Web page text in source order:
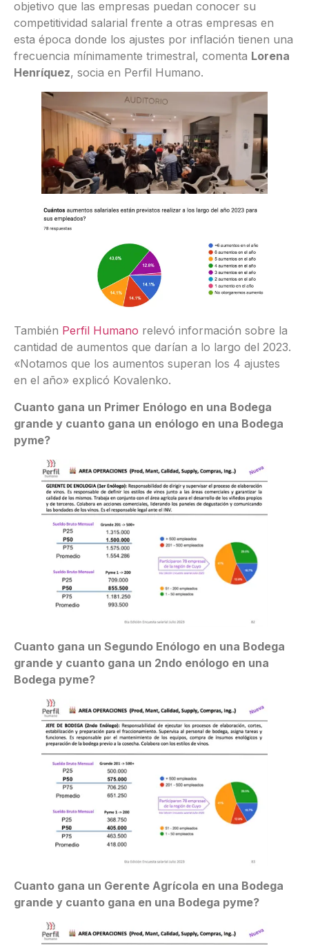
objetivo que las empresas puedan conocer su
competitividad salarial frente a otras empresas en
esta época donde los ajustes por inflación tienen una
frecuencia mínimamente trimestral, comenta Lorena
Henríquez, socia en Perfil Humano.
También Perfil Humano relevó información sobre la
cantidad de aumentos que darían a lo largo del 2023.
«Notamos que los aumentos superan los 4 ajustes
en el año» explicó Kovalenko.
Cuanto gana un Primer Enólogo en una Bodega
grande y cuanto gana un enólogo en una Bodega
pyme?
Cuanto gana un Segundo Enólogo en una Bodega
grande y cuanto gana un 2ndo enólogo en una
Bodega pyme?
Cuanto gana un Gerente Agrícola en una Bodega
grande y cuanto gana en una Bodega pyme?